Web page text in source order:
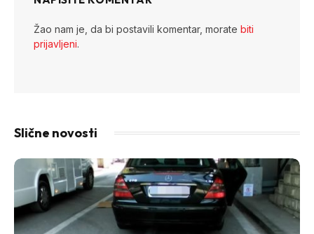
Žao nam je, da bi postavili komentar, morate biti
prijavljeni.
Slične novosti